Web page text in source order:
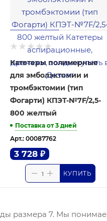
Катетеры полимерные
для эмболэктомии и
тромбэктомии (тип
Фогарти) КПЭТ-№7F/2,5-
800 желтый
Поставка от 3 дней
Арт.: 00087762
3 728₽
КУПИТЬ
размера 7. Мы